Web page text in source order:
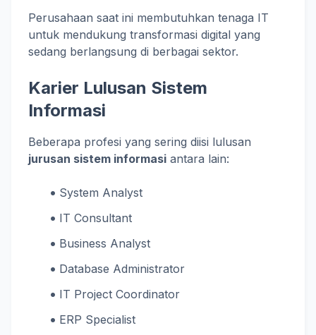
Perusahaan saat ini membutuhkan tenaga IT
untuk mendukung transformasi digital yang
sedang berlangsung di berbagai sektor.
Karier Lulusan Sistem
Informasi
Beberapa profesi yang sering diisi lulusan
jurusan sistem informasi antara lain:
System Analyst
IT Consultant
Business Analyst
Database Administrator
IT Project Coordinator
ERP Specialist